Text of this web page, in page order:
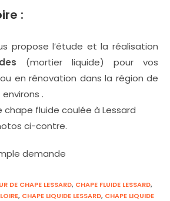
:
propose l’étude et la réalisation
(mortier liquide) pour vos
en rénovation dans la région de
.
chape fluide coulée à Lessard
ci-contre.
demande
DE CHAPE LESSARD, CHAPE FLUIDE LESSARD,
, CHAPE LIQUIDE LESSARD, CHAPE LIQUIDE